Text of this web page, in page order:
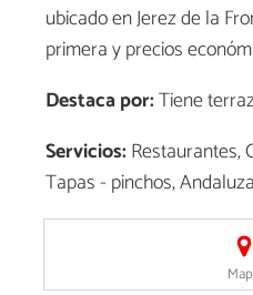
ubicado en Jerez de la
primera y precios
Destaca por:Tiene
Servicios:Restaurantes,
Tapas - pinchos, Andaluza